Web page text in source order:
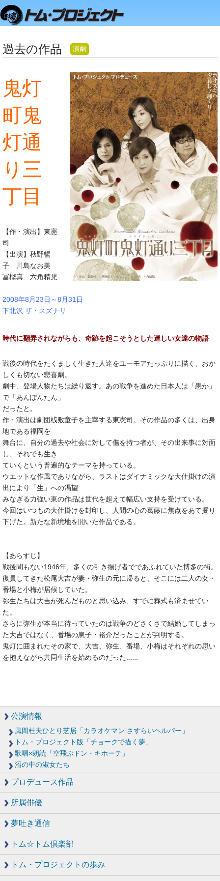
過去の作品 演劇
鬼灯
町鬼
灯通
り三
丁目
【作・演出】東憲
司
【出演】秋野暢
子 川島なお美
冨樫真 六角精児
2008年8月23日～8月31日
下北沢 ザ・スズナリ
時代に翻弄されながらも、奇跡を起こそうとした逞しい女達の物語
戦後の時代をたくましく生きた人達をユーモアたっぷりに描く、おか
しくも切ない悲喜劇。
劇中、登場人物たちは繰り返す。あの戦争を進めた日本人は「愚か」
で「あんぽんたん」
だったと。
作・演出は劇団桟敷童子を主宰する東憲司。その作品の多くは、出身
地である福岡を
舞台に、自分の過去や社会に対して傷を持つ者が、その出来事に対面
し、それでも生き
ていくという普遍的なテーマを持っている。
ウエットな作風でありながら、ラストはダイナミックな大仕掛けの演
出により「生」への渇望
みなぎる力強い東の作品は世代を超えて幅広い支持を受けている。
今回はいつもの大仕掛けを封印し、人間の心の葛藤に焦点をあて掘り
下げた。新たな新境地を開いた作品である。
【あらすじ】
戦後間もない1946年、多くの引き揚げ者でであふれていた博多の街。
復員してきた松尾大吉が妻・弥生の元に帰ると、そこには二人の女・
番場と小梅が居候していた。
弥生たちは大吉が死んだものと思い込み、すでに葬式も済ませてい
た。
さらに弥生が本当に待っていたのは戦争のどさくさで結婚してしまっ
た大吉ではなく、番場の息子・裕介だったことが判明する。
鬼灯に囲まれたその家で、大吉、弥生、番場、小梅はそれぞれの思い
を抱えながら共同生活を始めるのだった......
公演情報
風間杜夫ひとり芝居「カラオケマン さすらいヘルパー」
トム・プロジェクト版「チョークで描く夢」
歌唱×朗読「空飛ぶドン・キホーテ」
沼の中の淑女たち
プロデュース作品
所属俳優
夢吐き通信
トム☆トム倶楽部
トム・プロジェクトの歩み